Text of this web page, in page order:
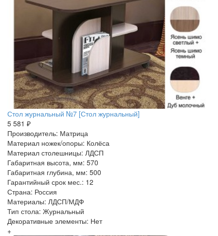
Стол журнальный №7 [Стол журнальный]
5 581 ₽
Производитель: Матрица
Материал ножек/опоры: Колёса
Материал столешницы: ЛДСП
Габаритная высота, мм: 570
Габаритная глубина, мм: 500
Гарантийный срок мес.: 12
Страна: Россия
Материалы: ЛДСП/МДФ
Тип стола: Журнальный
Декоративные элементы: Нет
+